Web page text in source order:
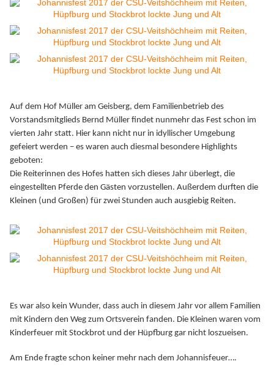
Auf dem Hof Müller am Geisberg, dem Familienbetrieb des
Vorstandsmitglieds Bernd Müller findet nunmehr das Fest schon im
vierten Jahr statt. Hier kann nicht nur in idyllischer Umgebung
gefeiert werden – es waren auch diesmal besondere Highlights
geboten:
Die Reiterinnen des Hofes hatten sich dieses Jahr überlegt, die
eingestellten Pferde den Gästen vorzustellen. Außerdem durften die
Kleinen (und Großen) für zwei Stunden auch ausgiebig Reiten.
Es war also kein Wunder, dass auch in diesem Jahr vor allem Familien
mit Kindern den Weg zum Ortsverein fanden. Die Kleinen waren vom
Kinderfeuer mit Stockbrot und der Hüpfburg gar nicht loszueisen.
Am Ende fragte schon keiner mehr nach dem Johannisfeuer….